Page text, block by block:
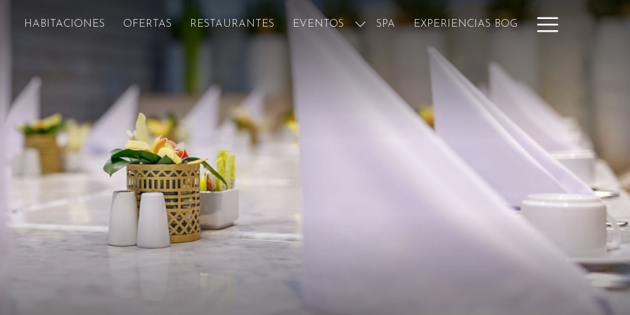
HABITACIONES OFERTAS RESTAURANTES EVENTOS SPA EXPERIENCIAS BOG
Menu